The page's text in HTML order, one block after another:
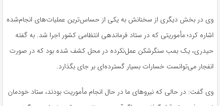
وی در بخش دیگری از سخنانش به یکی از حساس‌ترین عملیات‌های انجام‌شده
اشاره کرد؛ مأموریتی که در ستاد فرماندهی انتظامی کشور اجرا شد. به گفته
حیدری، یک بمب سنگرشکن عمل‌نکرده در محل کشف شده بود که در صورت
انفجار می‌توانست خسارات بسیار گسترده‌ای بر جای بگذارد.
وی گفت: در حالی که نیروهای ما در حال انجام مأموریت بودند، ستاد خودمان